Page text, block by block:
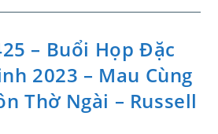
– Buổi Họp Đặc
2023 – Mau Cùng
Thờ Ngài – Russell